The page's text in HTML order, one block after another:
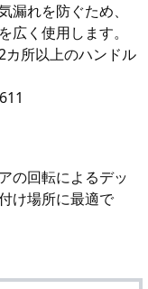
漏れを防ぐため、
く使用します。
カ所以上のハンドル
の回転によるデッ
け場所に最適で